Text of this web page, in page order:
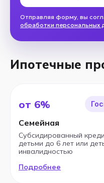
Отправляя форму, вы
обработки персональных
Ипотечные
от 6%
Семейная
Субсидированный
детьми до 6 лет или
инвалидностью
Подробнее